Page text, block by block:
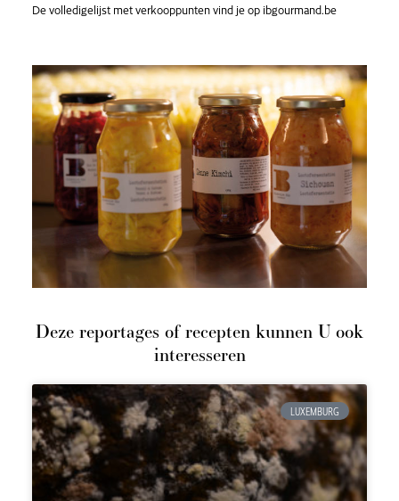
De volledigelijst met verkooppunten vind je op ibgourmand.be
Deze reportages of recepten kunnen U ook
interesseren
LUXEMBURG